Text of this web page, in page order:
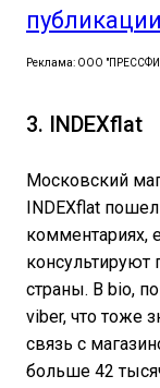
Реклама: ООО
3. INDEXflat
Московский
INDEXflat
комментариях,
консультируют
страны. В bio,
viber, что тоже
связь с
больше 42